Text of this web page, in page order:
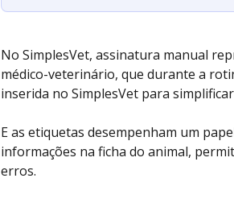
No SimplesVet, assinatura manual
médico-veterinário, que durante a
inserida no SimplesVet para
E as etiquetas desempenham um
informações na ficha do animal,
erros.